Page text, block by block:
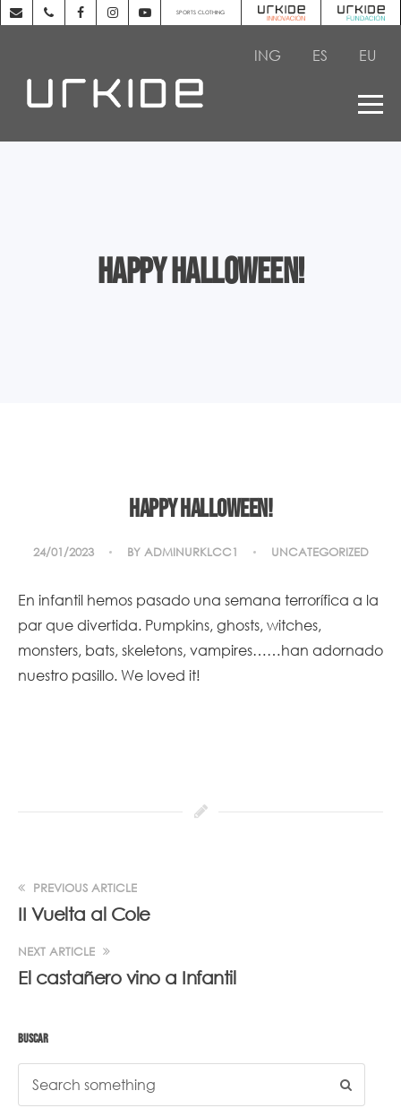
SPORTS CLOTHING
ING ES EU
Happy Halloween!
Happy Halloween!
24/01/2023 BY ADMINURKLCC1 UNCATEGORIZED
En infantil hemos pasado una semana terrorífica a la
par que divertida. Pumpkins, ghosts, witches,
monsters, bats, skeletons, vampires……han adornado
nuestro pasillo. We loved it!
PREVIOUS ARTICLE
II Vuelta al Cole
NEXT ARTICLE
El castañero vino a Infantil
BUSCAR